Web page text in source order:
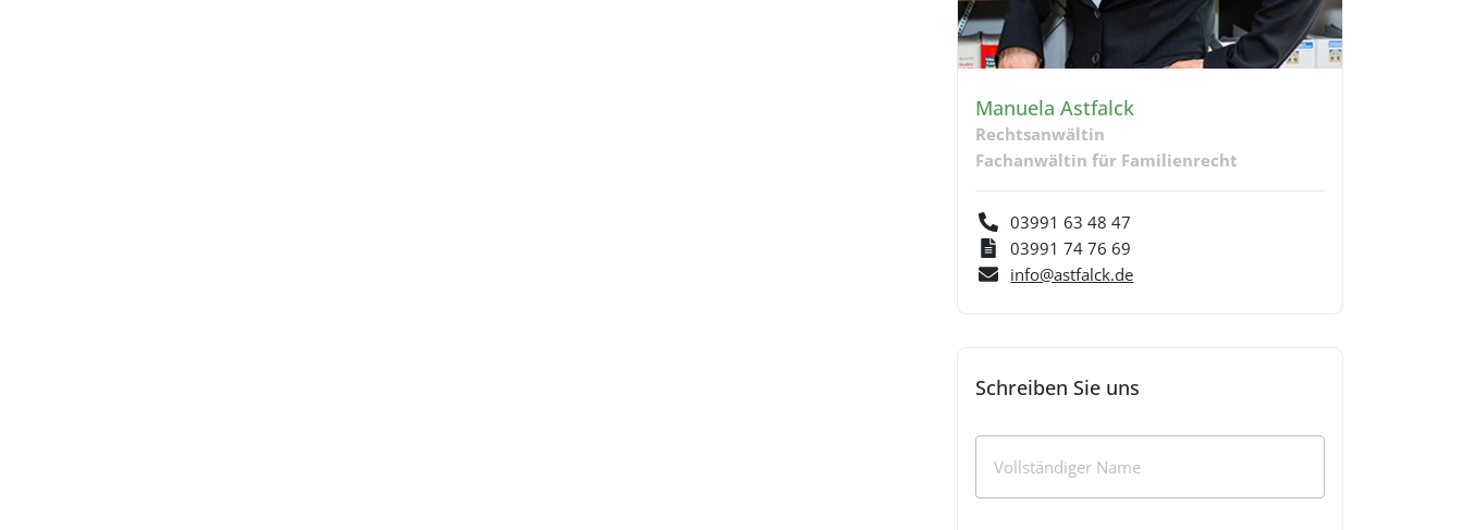
Manuela Astfalck
Rechtsanwältin
Fachanwältin für Familienrecht
03991 63 48 47
03991 74 76 69
info@astfalck.de
Schreiben Sie uns
Vollständiger Name